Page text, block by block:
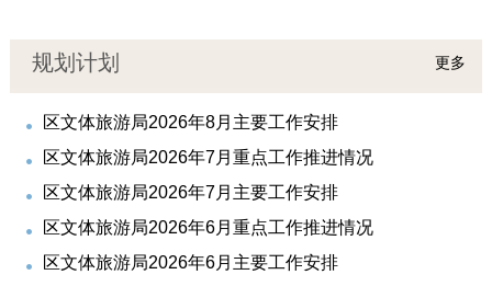
规划计划 更多
区文体旅游局2026年8月主要工作安排
区文体旅游局2026年7月重点工作推进情况
区文体旅游局2026年7月主要工作安排
区文体旅游局2026年6月重点工作推进情况
区文体旅游局2026年6月主要工作安排